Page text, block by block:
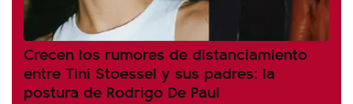
Crecen los rumores de distanciamiento
entre Tini Stoessel y sus padres: la
postura de Rodrigo De Paul